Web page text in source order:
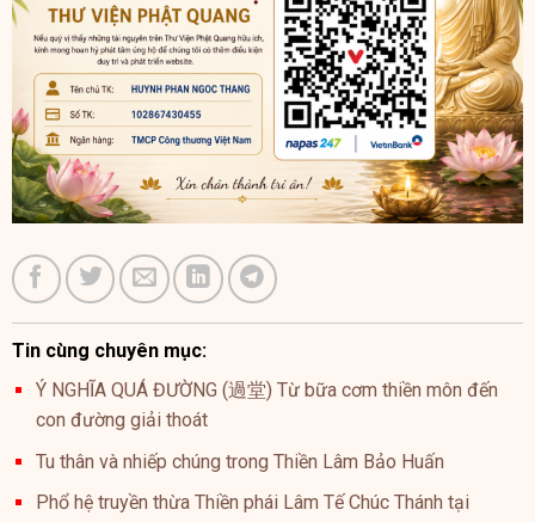
Tin cùng chuyên mục:
Ý NGHĨA QUÁ ĐƯỜNG (過堂) Từ bữa cơm thiền môn đến
con đường giải thoát
Tu thân và nhiếp chúng trong Thiền Lâm Bảo Huấn
Phổ hệ truyền thừa Thiền phái Lâm Tế Chúc Thánh tại